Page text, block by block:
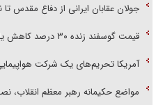
جولان عقابان ایرانی از دفاع مقدس تا
قیمت گوسفند زنده ۳۰ درصد کاهش یافت؛ گوشت ارزان نشد
آمریکا تحریم‌های یک شرکت
مواضع حکیمانه رهبر معظم انقلاب،